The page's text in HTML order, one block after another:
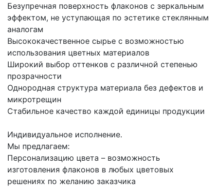
Безупречная поверхность флаконов с зеркальным
эффектом, не уступающая по эстетике стеклянным
аналогам
Высококачественное сырье с возможностью
использования цветных материалов
Широкий выбор оттенков с различной степенью
прозрачности
Однородная структура материала без дефектов и
микротрещин
Стабильное качество каждой единицы продукции
Индивидуальное исполнение.
Мы предлагаем:
Персонализацию цвета – возможность
изготовления флаконов в любых цветовых
решениях по желанию заказчика